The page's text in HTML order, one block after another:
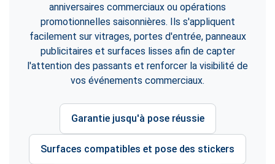
anniversaires commerciaux ou opérations
promotionnelles saisonnières. Ils s'appliquent
facilement sur vitrages, portes d'entrée, panneaux
publicitaires et surfaces lisses afin de capter
l'attention des passants et renforcer la visibilité de
vos événements commerciaux.
Garantie jusqu'à pose réussie
Surfaces compatibles et pose des stickers